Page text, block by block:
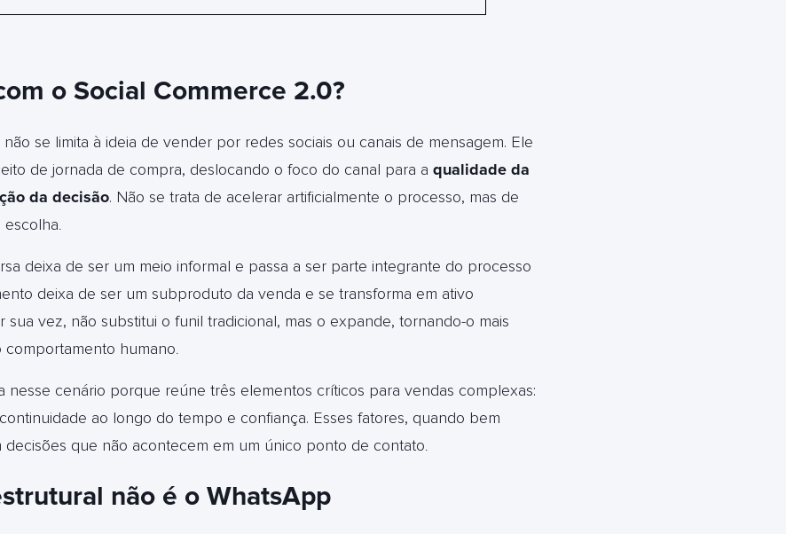
o Social Commerce 2.0?
se limita à ideia de vender por redes sociais ou canais de mensagem. Ele
de jornada de compra, deslocando o foco do canal para a qualidade da
da decisão. Não se trata de acelerar artificialmente o processo, mas de
escolha.
deixa de ser um meio informal e passa a ser parte integrante do processo
deixa de ser um subproduto da venda e se transforma em ativo
sua vez, não substitui o funil tradicional, mas o expande, tornando-o mais
humano.
nesse cenário porque reúne três elementos críticos para vendas complexas:
ao longo do tempo e confiança. Esses fatores, quando bem
decisões que não acontecem em um único ponto de contato.
não é o WhatsApp